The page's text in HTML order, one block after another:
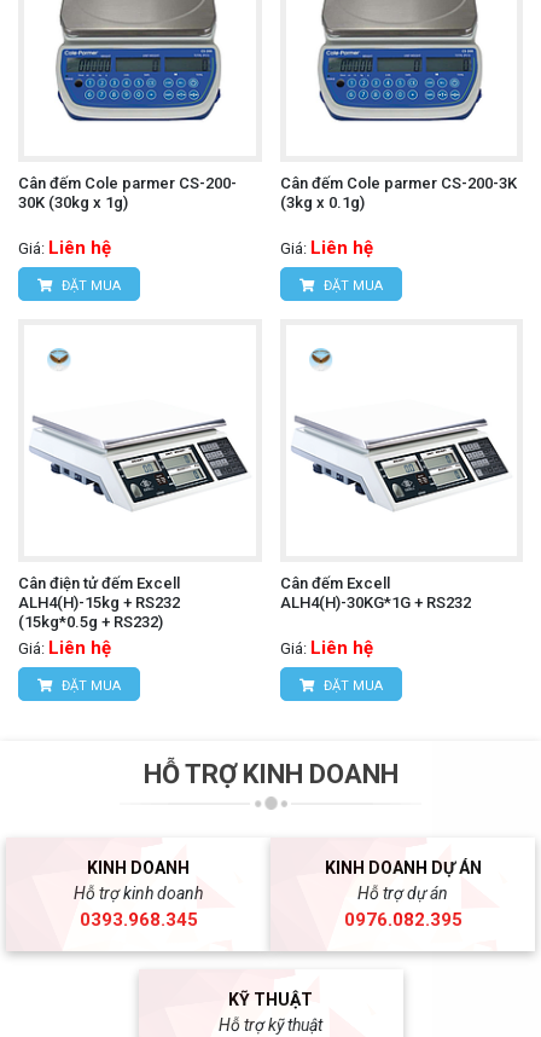
Cân đếm Cole parmer CS-200-
30K (30kg x 1g)
Giá: Liên hệ
ĐẶT MUA
Cân đếm Cole parmer CS-200-3K
(3kg x 0.1g)
Giá: Liên hệ
ĐẶT MUA
Cân điện tử đếm Excell
ALH4(H)-15kg + RS232
(15kg*0.5g + RS232)
Giá: Liên hệ
ĐẶT MUA
Cân đếm Excell
ALH4(H)-30KG*1G + RS232
Giá: Liên hệ
ĐẶT MUA
HỖ TRỢ KINH DOANH
KINH DOANH
Hỗ trợ kinh doanh
0393.968.345
KINH DOANH DỰ ÁN
Hỗ trợ dự án
0976.082.395
KỸ THUẬT
Hỗ trợ kỹ thuật